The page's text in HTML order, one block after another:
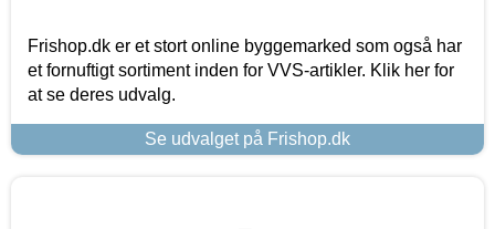
Frishop.dk er et stort online byggemarked som også har
et fornuftigt sortiment inden for VVS-artikler. Klik her for
at se deres udvalg.
Se udvalget på Frishop.dk